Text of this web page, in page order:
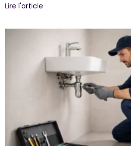
Lire l'article